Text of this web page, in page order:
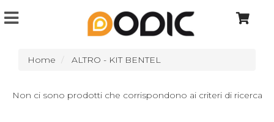
Home ALTRO - KIT BENTEL
Non ci sono prodotti che corrispondono ai criteri di ricerca